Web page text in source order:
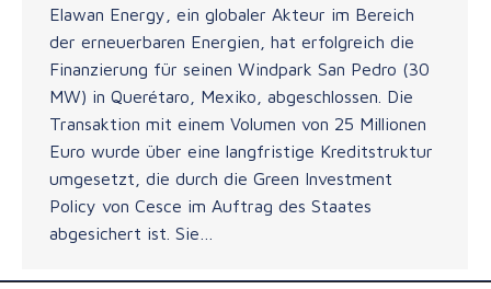
Elawan Energy, ein globaler Akteur im Bereich
der erneuerbaren Energien, hat erfolgreich die
Finanzierung für seinen Windpark San Pedro (30
MW) in Querétaro, Mexiko, abgeschlossen. Die
Transaktion mit einem Volumen von 25 Millionen
Euro wurde über eine langfristige Kreditstruktur
umgesetzt, die durch die Green Investment
Policy von Cesce im Auftrag des Staates
abgesichert ist. Sie…